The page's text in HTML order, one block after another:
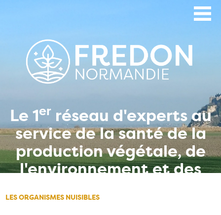
Le 1erréseau d'experts au
service de la santé de la
production végétale, de
l'environnement et des
LES ORGANISMES NUISIBLES